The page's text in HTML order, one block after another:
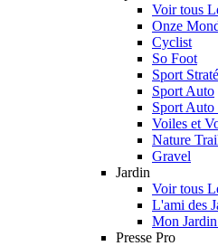
Voir tous
Onze
Cyclist
So Foot
Sport
Sport Auto
Sport Auto
Voiles et
Nature
Gravel
Jardin
Voir tous
L'ami des
Mon
Presse Pro